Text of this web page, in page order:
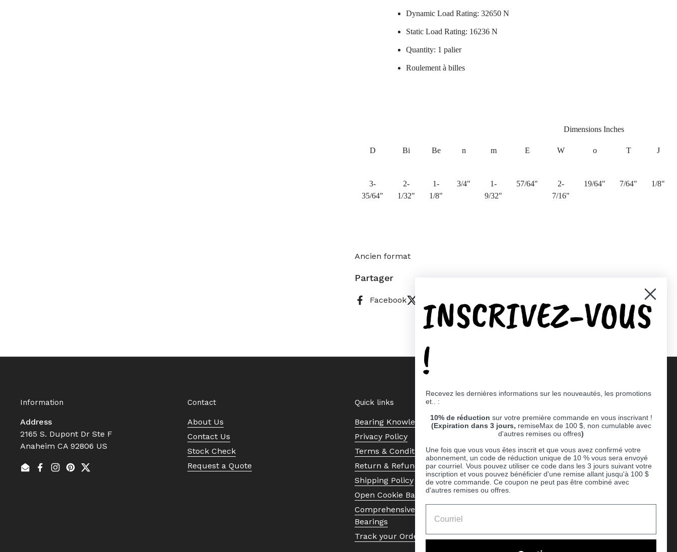
Dynamic Load Rating: 32650 N
Static Load Rating: 16236 N
Quantity: 1 palier
Roulement à billes
Dimensions Inches
D Bi Be n m E W o T J
3-
35/64"
2-
1/32"
1-
1/8"
3/4"
1-
9/32"
57/64"
2-
7/16"
19/64" 7/64" 1/8"
Ancien format
Partager
Facebook
Information
Address
2165 S. Dupont Dr Ste F
Anaheim CA 92806 US
EmailFacebook
Instagram
Pinterest
Twitter
Contact
About Us
Contact Us
Stock Check
Request a Quote
Quick links
Bearing Knowledge Center
Privacy Policy
Terms & Conditions
Return & Refund Policy
Shipping Policy
Open Cookie Banner
Comprehensive Guide to Ball
Bearings
Track your Order
INSCRIVEZ-VOUS
!
Recevez les dernières informations sur les nouveautés, les promotions
et.. :
10% de réduction sur votre première commande en vous inscrivant !
(Expiration dans 3 jours, remiseMax de 100 $, non cumulable avec
d'autres remises ou offres)
Une fois que vous vous êtes inscrit et que vous avez confirmé votre
abonnement, un code de réduction unique de 10 % vous sera envoyé
par courriel. Vous pouvez utiliser ce code dans les 3 jours suivant votre
inscription et vous pouvez bénéficier d'une remise allant jusqu'à 100 $
de votre commande. Ce coupon ne peut pas être combiné avec
d'autres remises ou offres.